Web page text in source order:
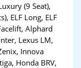
(9 Seat),
ELF Long, ELF
Alphard
Lexus LM,
Innova
Honda BRV,